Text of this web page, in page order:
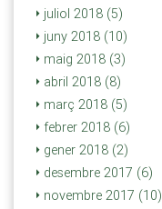
juliol 2018 (5)
juny 2018 (10)
maig 2018 (3)
abril 2018 (8)
març 2018 (5)
febrer 2018 (6)
gener 2018 (2)
desembre 2017 (6)
novembre 2017 (10)